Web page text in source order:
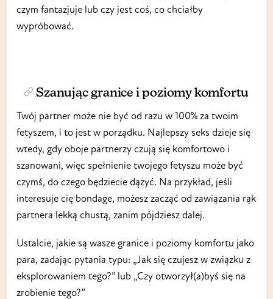
czym fantazjuje lub czy jest coś, co chciałby
wypróbować.
Szanując granice i poziomy komfortu
Twój partner może nie być od razu w 100% za twoim
fetyszem, i to jest w porządku. Najlepszy seks dzieje się
wtedy, gdy oboje partnerzy czują się komfortowo i
szanowani, więc spełnienie twojego fetyszu może być
czymś, do czego będziecie dążyć. Na przykład, jeśli
interesuje cię bondage, możesz zacząć od zawiązania rąk
partnera lekką chustą, zanim pójdziesz dalej.
Ustalcie, jakie są wasze granice i poziomy komfortu jako
para, zadając pytania typu: „Jak się czujesz w związku z
eksplorowaniem tego?” lub „Czy otworzył(a)byś się na
zrobienie tego?”